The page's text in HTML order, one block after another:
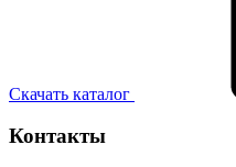
Скачать каталог
Контакты